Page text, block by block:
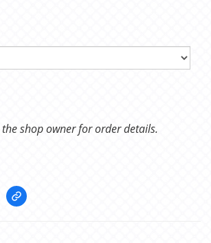
the shop owner for order details.